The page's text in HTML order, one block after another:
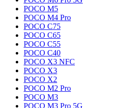
POCO M5
POCO M4 Pro
POCO C75
POCO C65
POCO C55
POCO C40
POCO X3 NFC
POCO X3
POCO X2
POCO M2 Pro
POCO M3
POCO M3 Pro 5G